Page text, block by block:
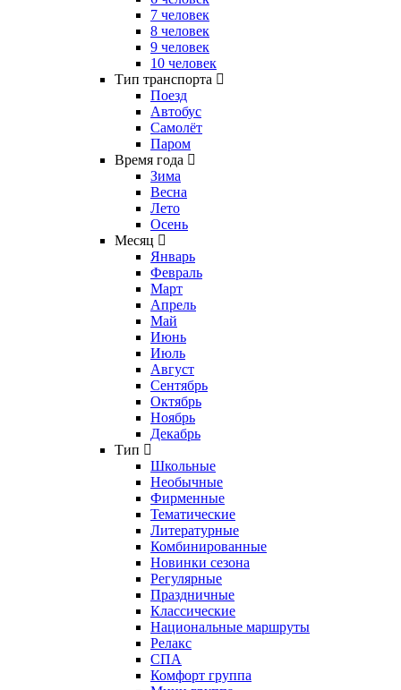
7 человек
8 человек
9 человек
10 человек
Тип транспорта
Поезд
Автобус
Самолёт
Паром
Время года
Зима
Весна
Лето
Осень
Месяц
Январь
Февраль
Март
Апрель
Май
Июнь
Июль
Август
Сентябрь
Октябрь
Ноябрь
Декабрь
Тип
Школьные
Необычные
Фирменные
Тематические
Литературные
Комбинированные
Новинки сезона
Регулярные
Праздничные
Классические
Национальные маршруты
Релакс
СПА
Комфорт группа